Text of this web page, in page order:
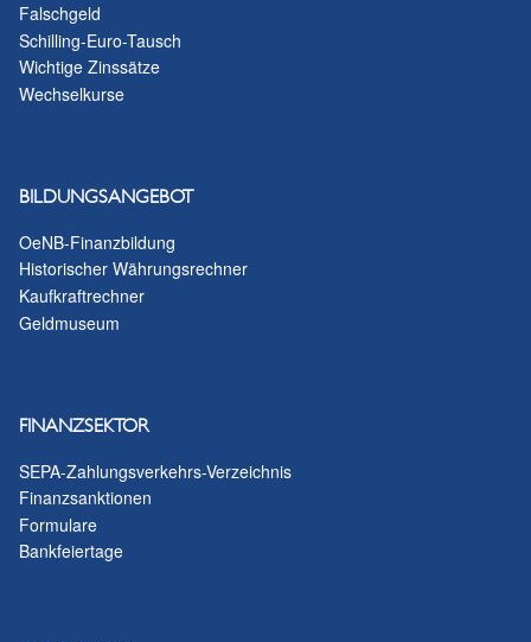
Falschgeld
Schilling-Euro-Tausch
Wichtige Zinssätze
Wechselkurse
BILDUNGSANGEBOT
OeNB-Finanzbildung
Historischer Währungsrechner
Kaufkraftrechner
Geldmuseum
FINANZSEKTOR
SEPA-Zahlungsverkehrs-Verzeichnis
Finanzsanktionen
Formulare
Bankfeiertage